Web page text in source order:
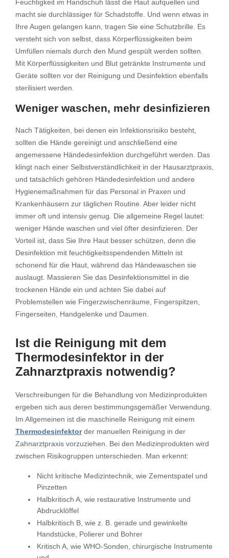
Feuchtigkeit im Handschuh lässt die Haut aufquellen und
macht sie durchlässiger für Schadstoffe. Und wenn etwas in
Ihre Augen gelangen kann, tragen Sie eine Schutzbrille. Es
versteht sich von selbst, dass Körperflüssigkeiten beim
Umfüllen niemals durch den Mund gespült werden sollten.
Mit Körperflüssigkeiten und Blut getränkte Instrumente und
Geräte sollten vor der Reinigung und Desinfektion ebenfalls
sterilisiert werden.
Weniger waschen, mehr desinfizieren
Nach Tätigkeiten, bei denen ein Infektionsrisiko besteht,
sollten die Hände gereinigt und anschließend eine
angemessene Händedesinfektion durchgeführt werden. Das
klingt nach einer Selbstverständlichkeit in der Hausarztpraxis,
und tatsächlich gehören Händedesinfektion und andere
Hygienemaßnahmen für das Personal in Praxen und
Krankenhäusern zur täglichen Routine. Aber leider nicht
immer oft und intensiv genug. Die allgemeine Regel lautet:
weniger Hände waschen und viel öfter desinfizieren. Der
Vorteil ist, dass Sie Ihre Haut besser schützen, denn die
Desinfektion mit feuchtigkeitsspendenden Mitteln ist
schonend für die Haut, während das Händewaschen sie
auslaugt. Massieren Sie das Desinfektionsmittel in die
trockenen Hände ein und achten Sie dabei auf
Problemstellen wie Fingerzwischenräume, Fingerspitzen,
Fingerseiten, Handgelenke und Daumen.
Ist die Reinigung mit dem
Thermodesinfektor in der
Zahnarztpraxis notwendig?
Verschreibungen für die Behandlung von Medizinprodukten
ergeben sich aus deren bestimmungsgemäßer Verwendung.
Im Allgemeinen ist die maschinelle Reinigung mit einem
Thermodesinfektorder manuellen Reinigung in der
Zahnarztpraxis vorzuziehen. Bei den Medizinprodukten wird
zwischen Risikogruppen unterschieden. Man erkennt:
Nicht kritische Medizintechnik, wie Zementspatel und
Pinzetten
Halbkritisch A, wie restaurative Instrumente und
Abdrucklöffel
Halbkritisch B, wie z. B. gerade und gewinkelte
Handstücke, Polierer und Bohrer
Kritisch A, wie WHO-Sonden, chirurgische Instrumente